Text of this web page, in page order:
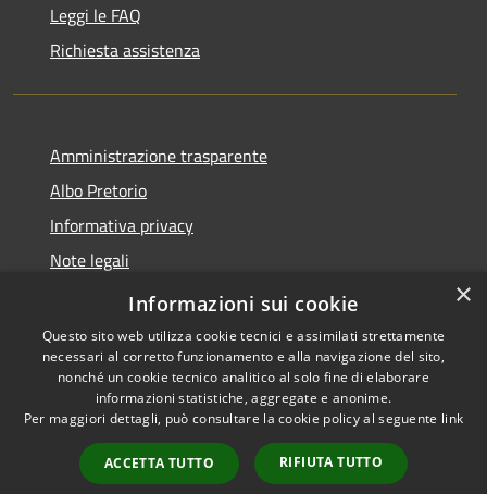
Leggi le FAQ
Richiesta assistenza
Amministrazione trasparente
Albo Pretorio
Informativa privacy
Note legali
Dichiarazione di accessibilità
Accessibilità
Copyright © 2026 • Comune di
Lurago d'Erba • Powered by
Municipium•
Accesso
redazione
×
Informazioni sui cookie
Questo sito web utilizza cookie tecnici e assimilati strettamente
necessari al corretto funzionamento e alla navigazione del sito,
nonché un cookie tecnico analitico al solo fine di elaborare
informazioni statistiche, aggregate e anonime.
Per maggiori dettagli, può consultare la cookie policy al seguente link
ACCETTA TUTTO RIFIUTA TUTTO